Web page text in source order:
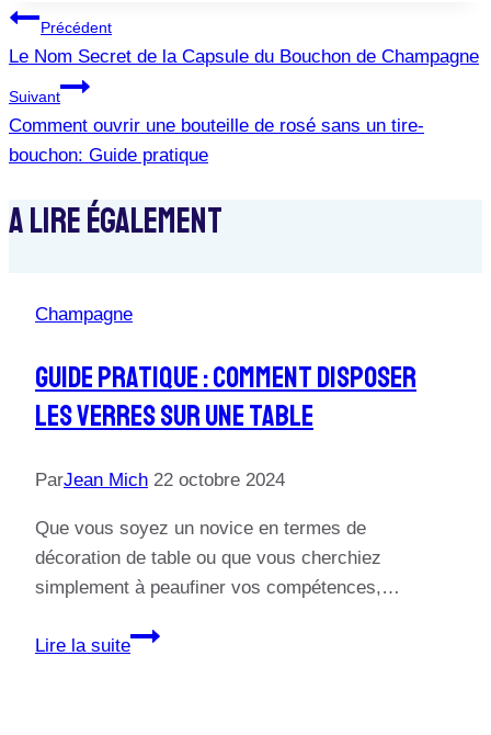
Navigation
De
L’article
Précédent
Le Nom Secret de la Capsule du Bouchon de Champagne
Suivant
Comment ouvrir une bouteille de rosé sans un tire-
bouchon: Guide pratique
A Lire Également
Champagne
Guide Pratique : Comment Disposer
Les Verres Sur Une Table
ParJean Mich 22 octobre 2024
Que vous soyez un novice en termes de
décoration de table ou que vous cherchiez
simplement à peaufiner vos compétences,…
Lire la suite
Guide